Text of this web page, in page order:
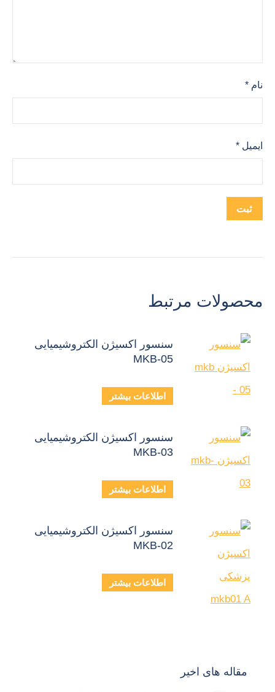
نام *
ایمیل *
محصولات مرتبط
سنسور اکسیژن الکتروشیمیایی
MKB-05
اطلاعات بیشتر
سنسور اکسیژن الکتروشیمیایی
MKB-03
اطلاعات بیشتر
سنسور اکسیژن الکتروشیمیایی
MKB-02
اطلاعات بیشتر
مقاله های اخیر